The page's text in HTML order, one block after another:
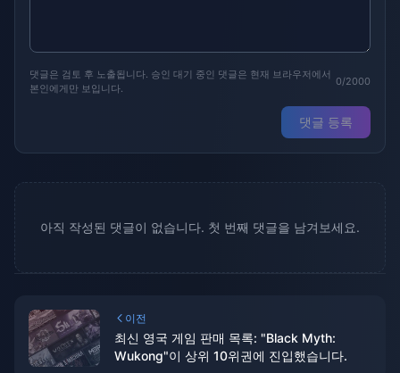
댓글은 검토 후 노출됩니다. 승인 대기 중인 댓글은 현재 브라우저에서
본인에게만 보입니다.
0/2000
댓글 등록
아직 작성된 댓글이 없습니다. 첫 번째 댓글을 남겨보세요.
이전
최신 영국 게임 판매 목록: "Black Myth:
Wukong"이 상위 10위권에 진입했습니다.